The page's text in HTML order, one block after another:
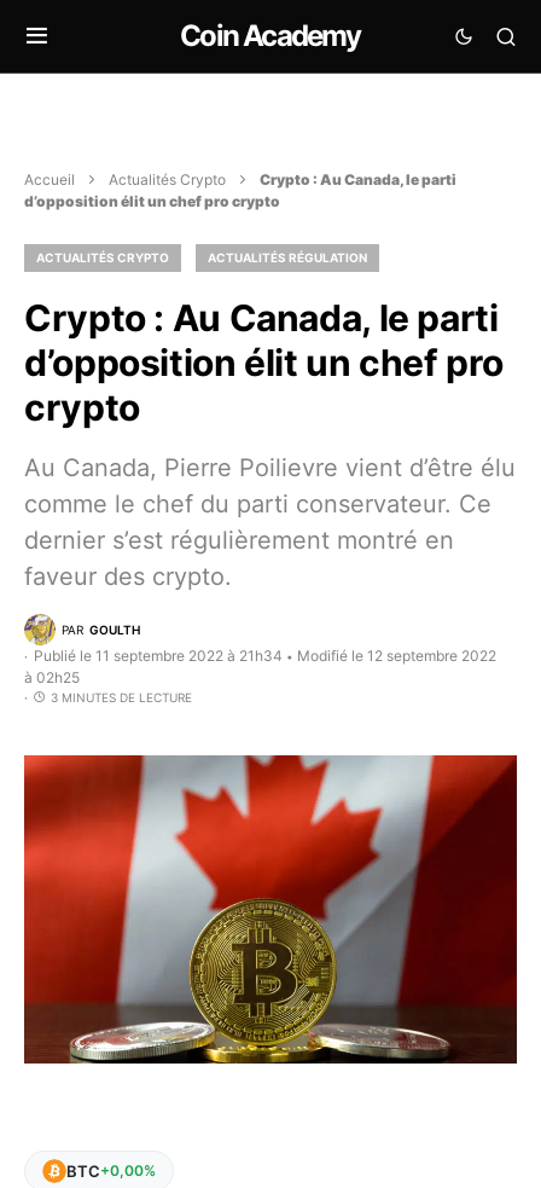
Coin Academy
Accueil Actualités Crypto
Crypto : Au Canada, le parti
d’opposition élit un chef pro crypto
ACTUALITÉS CRYPTO ACTUALITÉS RÉGULATION
Crypto : Au Canada, le parti
d’opposition élit un chef pro
crypto
Au Canada, Pierre Poilievre vient d’être élu
comme le chef du parti conservateur. Ce
dernier s’est régulièrement montré en
faveur des crypto.
PAR GOULTH
Publié le 11 septembre 2022 à 21h34 • Modifié le 12 septembre 2022
à 02h25
3 MINUTES DE LECTURE
BTC+0,00%